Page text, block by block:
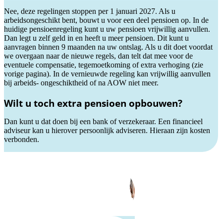
Nee, deze regelingen stoppen per 1 januari 2027. Als u
arbeidsongeschikt bent, bouwt u voor een deel pensioen op. In de
huidige pensioenregeling kunt u uw pensioen vrijwillig aanvullen.
Dan legt u zelf geld in en heeft u meer pensioen. Dit kunt u
aanvragen binnen 9 maanden na uw ontslag. Als u dit doet voordat
we overgaan naar de nieuwe regels, dan telt dat mee voor de
eventuele compensatie, tegemoetkoming of extra verhoging (zie
vorige pagina). In de vernieuwde regeling kan vrijwillig aanvullen
bij arbeids- ongeschiktheid of na AOW niet meer.
Wilt u toch extra pensioen opbouwen?
Dan kunt u dat doen bij een bank of verzekeraar. Een financieel
adviseur kan u hierover persoonlijk adviseren. Hieraan zijn kosten
verbonden.